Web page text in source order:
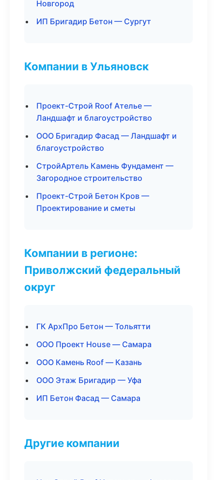
Новгород
ИП Бригадир Бетон — Сургут
Компании в Ульяновск
Проект-Строй Roof Ателье —
Ландшафт и благоустройство
ООО Бригадир Фасад — Ландшафт и
благоустройство
СтройАртель Камень Фундамент —
Загородное строительство
Проект-Строй Бетон Кров —
Проектирование и сметы
Компании в регионе:
Приволжский федеральный
округ
ГК АрхПро Бетон — Тольятти
ООО Проект House — Самара
ООО Камень Roof — Казань
ООО Этаж Бригадир — Уфа
ИП Бетон Фасад — Самара
Другие компании